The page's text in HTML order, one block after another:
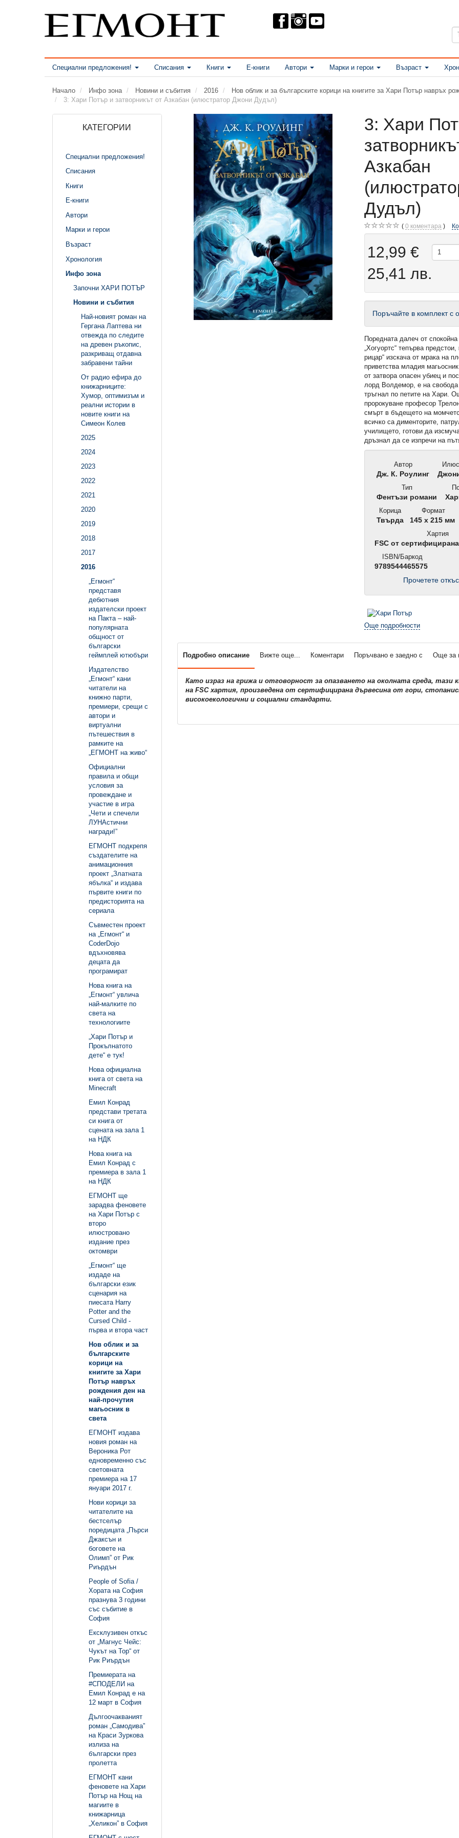
Специални предложения! Списания Книги Е-книги Автори Марки и герои Възраст
Начало Инфо зона Новини и събития 2016
Нов облик и за българските корици на книгите за Хари Потър навръх
3: Хари Потър и затворникът от Азкабан (илюстратор Джони Дудъл)
КАТЕГОРИИ
Специални предложения!
Списания
Книги
Е-книги
Автори
Марки и герои
Възраст
Хронология
Инфо зона
Започни ХАРИ ПОТЪР
Новини и събития
Най-новият роман на
Гергана Лаптева ни
отвежда по следите
на древен ръкопис,
разкриващ отдавна
забравени тайни
От радио ефира до
книжарниците:
Хумор, оптимизъм и
реални истории в
новите книги на
Симеон Колев
2025
2024
2023
2022
2021
2020
2019
2018
2017
2016
„Егмонт“
представя
дебютния
издателски проект
на Пакта – най-
популярната
общност от
български
геймплей ютюбъри
Издателство
„Егмонт“ кани
читатели на
книжно парти,
премиери, срещи с
автори и
виртуални
пътешествия в
рамките на
„ЕГМОНТ на живо“
Официални
правила и общи
условия за
провеждане и
участие в игра
„Чети и спечели
ЛУНАстични
награди!”
ЕГМОНТ подкрепя
създателите на
анимационния
проект „Златната
ябълка“ и издава
първите книги по
предисторията на
сериала
Съвместен проект
на „Егмонт“ и
CoderDojo
вдъхновява
децата да
програмират
Нова книга на
„Егмонт“ увлича
най-малките по
света на
технологиите
„Хари Потър и
Прокълнатото
дете“ е тук!
Нова официална
книга от света на
Minecraft
Емил Конрад
представи третата
си книга от
сцената на зала 1
на НДК
Нова книга на
Емил Конрад с
премиера в зала 1
на НДК
ЕГМОНТ ще
зарадва феновете
на Хари Потър с
второ
илюстровано
издание през
октомври
„Егмонт“ ще
издаде на
български език
сценария на
пиесата Harry
Potter and the
Cursed Child -
първа и втора част
Нов облик и за
българските
корици на
книгите за Хари
Потър навръх
рождения ден на
най-прочутия
магьосник в
света
ЕГМОНТ издава
новия роман на
Вероника Рот
едновременно със
световната
премиера на 17
януари 2017 г.
Нови корици за
читателите на
бестселър
поредицата „Пърси
Джаксън и
боговете на
Олимп” от Рик
Риърдън
People of Sofia /
Хората на София
празнува 3 години
със събитие в
София
Ексклузивен откъс
от „Магнус Чейс:
Чукът на Тор“ от
Рик Риърдън
Премиерата на
#СПОДЕЛИ на
Емил Конрад е на
12 март в София
Дългоочакваният
роман „Самодива”
на Краси Зуркова
излиза на
български през
пролетта
ЕГМОНТ кани
феновете на Хари
Потър на Нощ на
магиите в
книжарница
„Хеликон” в София
3: Хари
Азкабан
Дудъл)
0 коментара
12,99 €
25,41 лв.
Поръчайте в комплект с
Поредната далеч от
„Хогуортс“ тепърва
рицар“ изскача от мрака на
приветства младия
от затвора опасен убиец и
лорд Волдемор, е на
тръгнал по петите на Хари.
пророкуване професор
смърт в бъдещето на
всичко са дименторите,
училището, готови да
дръзнал да се изпречи на
Автор
Дж. К. Роулинг
Тип
Фентъзи романи
Корица
Твърда
Формат
145 x 215 мм
Хартия
FSC от
ISBN/Баркод
9789544465575
Прочетете
Още подробности
Подробно описание Вижте още... Коментари Поръчвано е заедно с Още за
Като израз на грижа и отговорност за опазването на околната среда, тази
на FSC хартия, произведена от сертифицирана дървесина от гори,
високоекологични и социални стандарти.